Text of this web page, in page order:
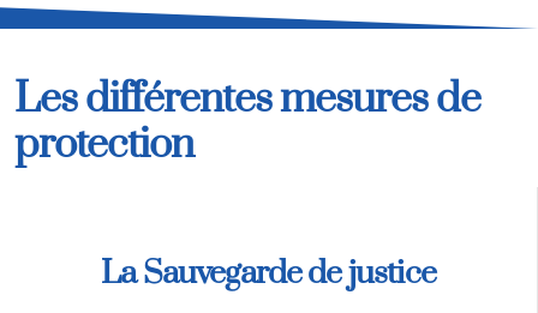
Les différentes mesures de
protection
La Sauvegarde de justice
Loisirs et vie sociale
Clubs de loisirs
Pass Seniors
Bien Vieillir : Programme Agir Âgé